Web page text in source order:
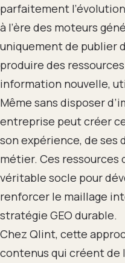
parfaitement
à l’ère des moteurs
uniquement de publier
produire des
information nouvelle,
Même sans disposer
entreprise peut créer
son expérience, de ses
métier. Ces
véritable socle pour
renforcer le maillage
stratégie GEO durable.
Chez Qlint, cette
contenus qui créent de